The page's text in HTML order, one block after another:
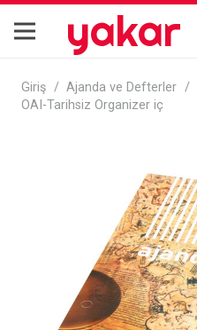
yakar
Giriş / Ajanda ve Defterler /
OAI-Tarihsiz Organizer iç